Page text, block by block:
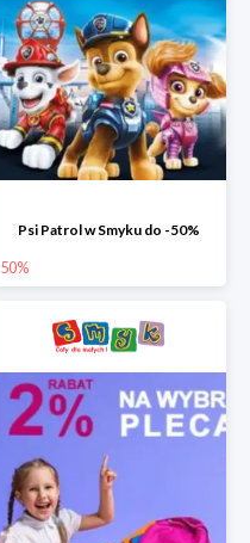
Psi Patrol w Smyku do -50%
50%